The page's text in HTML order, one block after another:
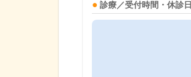
診療／受付時間・休診日